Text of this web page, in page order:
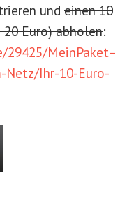
und einen 10
Euro) abholen:
29425/MeinPaket–
Netz/Ihr-10-Euro-